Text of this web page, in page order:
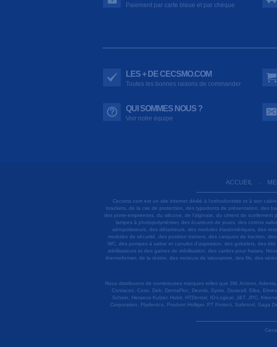
Paiement par carte bleue et par chèque
LES + DE CECSMO.COM
Toutes les bonnes raisons de commander
QUI SOMMES NOUS ?
Voir notre équipe
ACCUEIL -
Cecsmo.com est un site internet dédié à l'orthodontiste et à son
brackets, de la cire de protection, des typodonts de présentation, des
des porte-empreintes, du silicone, de l'alginate, du ciment de
lampes à photopolymériser, des écarteurs de joues, des cotons
aéropolisseurs, des détartreurs, des modules élastomériques, des
modules de sécurité, des position trainers, des casques de traction,
WC, des pompes à salive et canules d'aspiration, des gobelets, des
stérilisateurs et des gaines de stérilisation, des cardes pour fraises.
thermoformer, de la résine, des moteurs de laboratoire, des fils, des
Nous distribuons de nombreuses marques telles que 3M, Acteon,
Contacez, Coxo, Deb, DentaFloc, Devolo, Dymo, Duracell, Elba,
Schein, Heraeus Kulzer, Hubit, HTDental, ID-Logical, J&T, JPC,
Corporation, Plydentco, Prodont Holliger, PT Protect, Safetool, Saga